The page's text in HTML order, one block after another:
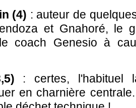
(4) : auteur de
et Gnahoré, le
coach Genesio à
: certes, l'habituel
en charnière